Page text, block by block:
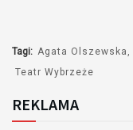
Tagi: Agata Olszewska
Teatr Wybrzeże
REKLAMA